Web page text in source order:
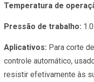
Temperatura de
Pressão de trabalho:
Aplicativos: Para corte
controle automático,
resistir efetivamente às